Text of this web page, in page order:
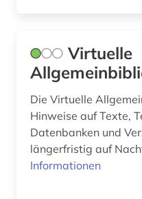
Virtuelle
Die Virtuelle
Hinweise auf Texte,
Datenbanken und
längerfristig auf
Informationen